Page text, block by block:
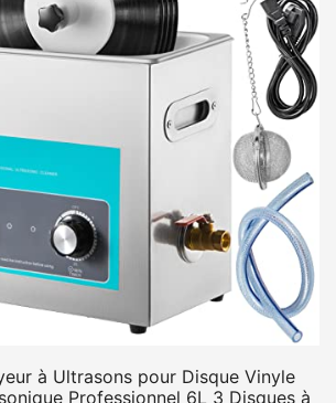
à Ultrasons pour Disque Vinyle
Professionnel 6L 3 Disques à